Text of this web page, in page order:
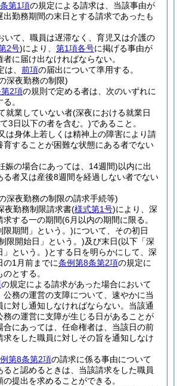
第1項の規定による請求は、当該事由が
出勤務期間の末日とする請求であったも
いて、職員は遅滞なく、育児又は介護の
2号)により、 第1項各号に掲げる事由が
に届け出なければならない。
は、 前項の届出について準用する。
深夜勤務の制限)
2項の規則で定める者は、次のいずれに
。
就業していない者(深夜における就業日
3日以下の者を含む。)であること。
は身体上若しくは精神上の障害により請
育することが困難な状態にある者でない
娠の場合にあっては、14週間)以内に出
る者又は産後8週間を経過しない者でない
深夜勤務の制限の請求手続等)
夜勤務制限請求書(様式第1号)により、深
求する一の期間(6月以内の期間に限る。
限期間」という。)について、その初日
限開始日」という。)及び末日(以下「深
」という。)とする日を明らかにして、深
の1月前までに条例第8条第2項の規定に
とする。
の規定による請求があった場合において
公務の運営の支障について、速やかに当
対し通知しなければならない。 当該通
務の運営に支障が生じる日があることが
合にあっては、任命権者は、当該日の前
求をした職員に対しその旨を通知しなけ
第8条第2項の請求に係る事由について
ると認めるときは、当該請求をした職員
提出を求めることができる。